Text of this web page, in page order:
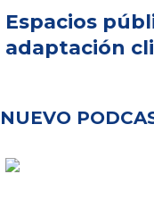
Espacios
adaptación
NUEVO